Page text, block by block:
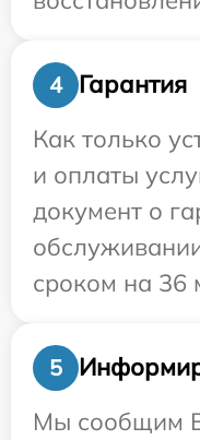
4
Гарантия
Как только
и оплаты
документ о
сроком на 36
5
Мы сообщим